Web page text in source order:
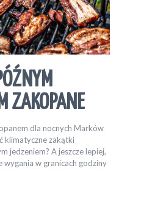
ZAKOPANE
dla nocnych Marków
klimatyczne zakątki
jedzeniem? A jeszcze lepiej,
wygania w granicach godziny